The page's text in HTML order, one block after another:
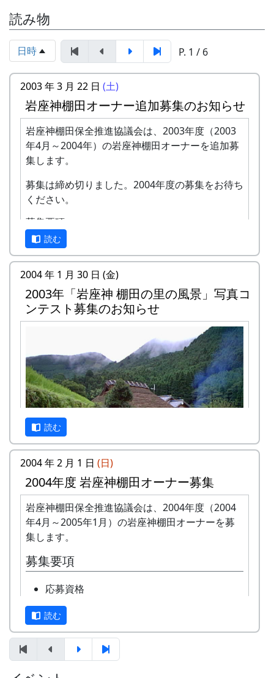
読み物
日時 P. 1 / 6
2003 年 3 月 22 日 (土)
岩座神棚田オーナー追加募集のお知らせ
岩座神棚田保全推進協議会は、2003年度（2003
年4月～2004年）の岩座神棚田オーナーを追加募
集します。
募集は締め切りました。2004年度の募集をお待ち
ください。
募集要項
項
目
内容
募
資
まじめに農業に取り組み、自然とふれあ
う勇気をお持ちで、地域になじめるか
た。家族や団体でも結構です。
会
費
1区画5万円です。
募
集
区
画
数
6区画の追加募集です。
申
込
み
方
法
岩座神レポート管理人まで、メールでお
申込みください。アドレスは、
xxx@xxx.xxx です。
締
2003年3月31日までとします。ただし、
す。
審
査
簡単な書類審査です。原則として、早い
者勝ち。
オーナーの特典
読む
2004 年 1 月 30 日 (金)
2003年「岩座神 棚田の里の風景」写真コ
ンテスト募集のお知らせ
兵庫県加美町岩座神は、日本の棚田百選に選ばれ
た石積みの棚田が見られる美しい山里です。
当地区では、この貴重な遺産を次代に引き継いで
いこうと、棚田の里づくりをはじめました。
今回は、棚田の里のゆったりとした景色、開放的
あなたの目でとらえて写真にしていただき、カレ
ンダーを製作して記憶に留めたいと考えました。
写真のテクニックは問いません。ふるってご応募
下さい。
読む
2004 年 2 月 1 日 (日)
2004年度 岩座神棚田オーナー募集
岩座神棚田保全推進協議会は、2004年度（2004
年4月～2005年1月）の岩座神棚田オーナーを募
集します。
募集要項
応募資格
まじめに農業に取り組み、自然とふれあ
た。家族や団体でも結構です。
会費
1区画5万円です。
読む